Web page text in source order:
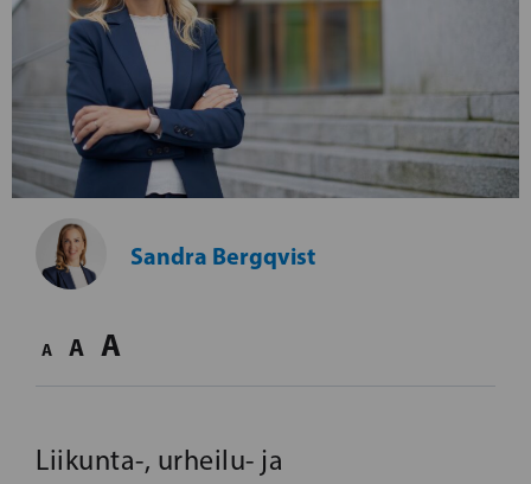
Sandra Bergqvist
A A A
Liikunta-, urheilu- ja